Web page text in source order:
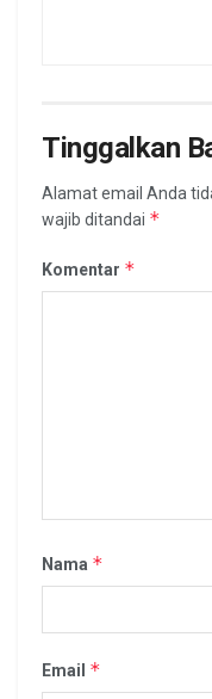
Tinggalkan
Alamat email Anda
wajib ditandai *
Komentar *
Nama *
Email *